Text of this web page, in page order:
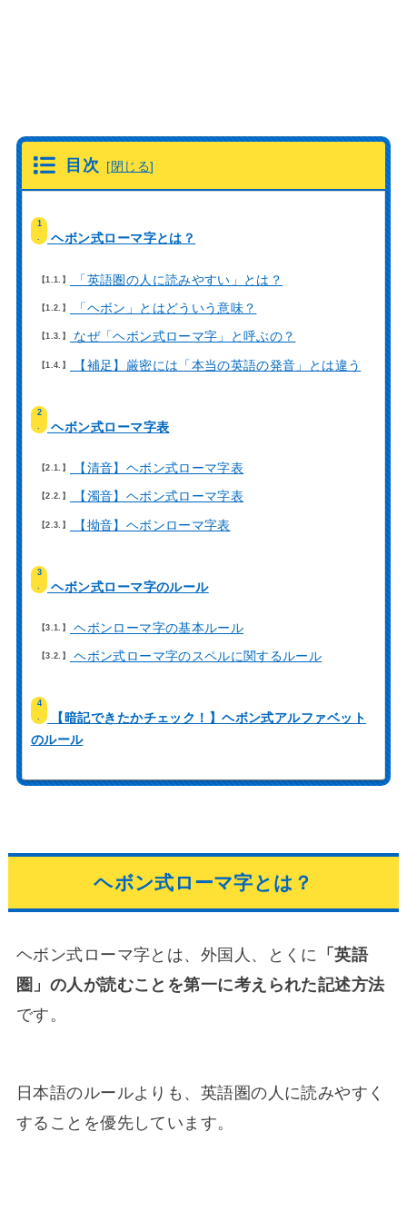
目次 [閉じる]
1
.
ヘボン式ローマ字とは？
1.1. 「英語圏の人に読みやすい」とは？
1.2. 「ヘボン」とはどういう意味？
1.3. なぜ「ヘボン式ローマ字」と呼ぶの？
1.4. 【補足】厳密には「本当の英語の発音」とは違う
2
ヘボン式ローマ字表
2.1. 【清音】ヘボン式ローマ字表
2.2. 【濁音】ヘボン式ローマ字表
2.3. 【拗音】ヘボンローマ字表
3
ヘボン式ローマ字のルール
3.1. ヘボンローマ字の基本ルール
3.2. ヘボン式ローマ字のスペルに関するルール
4
.
【暗記できたかチェック！】ヘボン式アルファベット
のルール
ヘボン式ローマ字とは？
ヘボン式ローマ字とは、外国人、とくに 「英語
圏」の人が読むことを第一に考えられた記述方法
です。
日本語のルールよりも、英語圏の人に読みやすく
することを優先しています。